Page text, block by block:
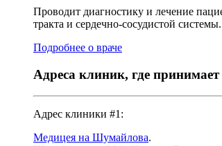
Проводит диагностику и лечение
тракта и сердечно-сосудистой системы.
Подробнее о враче
Адреса клиник, где
Адрес клиники #1:
Медицея на Шумайлова.